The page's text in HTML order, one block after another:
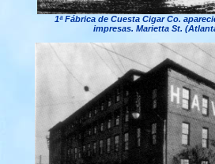
1ª Fábrica de Cuesta Cigar Co.
impresas. Marietta St.